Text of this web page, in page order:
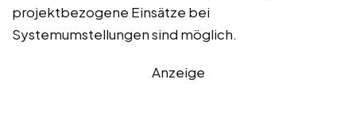
projektbezogene Einsätze bei
Systemumstellungen sind möglich.
Anzeige